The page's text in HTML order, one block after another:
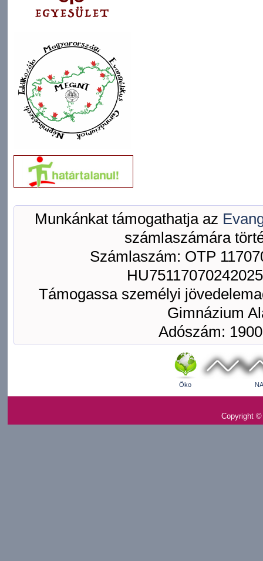
Munkánkat támogathatja az
számlaszámára
Számlaszám: OTP
Támogassa személyi
Gimnázium
Adószám:
Öko
Copyright